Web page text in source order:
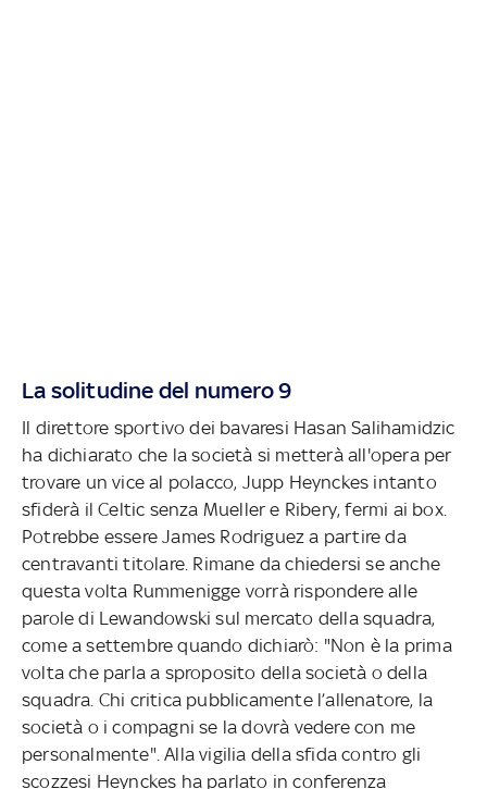
La solitudine del numero 9
Il direttore sportivo dei bavaresi Hasan Salihamidzic
ha dichiarato che la società si metterà all'opera per
trovare un vice al polacco, Jupp Heynckes intanto
sfiderà il Celtic senza Mueller e Ribery, fermi ai box.
Potrebbe essere James Rodriguez a partire da
centravanti titolare. Rimane da chiedersi se anche
questa volta Rummenigge vorrà rispondere alle
parole di Lewandowski sul mercato della squadra,
come a settembre quando dichiarò: "Non è la prima
volta che parla a sproposito della società o della
squadra. Chi critica pubblicamente l’allenatore, la
società o i compagni se la dovrà vedere con me
personalmente". Alla vigilia della sfida contro gli
scozzesi Heynckes ha parlato in conferenza